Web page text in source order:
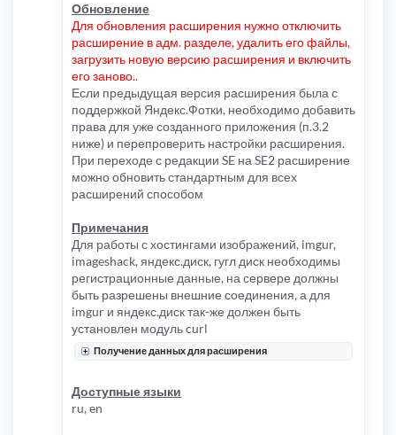
Обновление
Для обновления расширения нужно отключить
расширение в адм. разделе, удалить его файлы,
загрузить новую версию расширения и включить
его заново..
Если предыдущая версия расширения была с
поддержкой Яндекс.Фотки, необходимо добавить
права для уже созданного приложения (п.3.2
ниже) и перепроверить настройки расширения.
При переходе с редакции SE на SE2 расширение
можно обновить стандартным для всех
расширений способом
Примечания
Для работы с хостингами изображений, imgur,
imageshack, яндекс.диск, гугл диск необходимы
регистрационные данные, на сервере должны
быть разрешены внешние соединения, а для
imgur и яндекс.диск так-же должен быть
установлен модуль curl
Получение данных для расширения
Доступные языки
ru, en